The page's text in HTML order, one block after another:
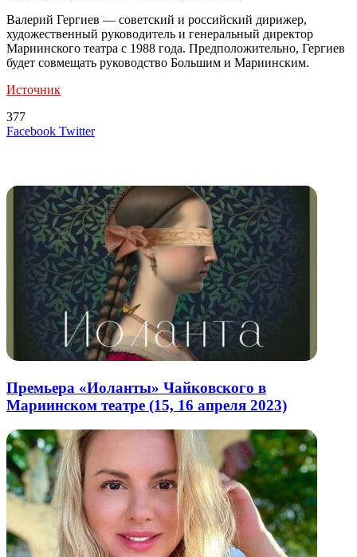
Валерий Гергиев — советский и российский дирижер,
художественный руководитель и генеральный директор
Мариинского театра с 1988 года. Предположительно, Гергиев
будет совмещать руководство Большим и Мариинским.
Источник
377
Facebook TwitterLinkedIn
Tumblr
Reddit
Вконтакте
Одноклассники
Skype
Messenger
Messenger
WhatsApp
Telegram
Viber
Line
Поделиться
Печатать
Премьера «Иоланты» Чайковского в
Мариинском театре (15, 16 апреля 2023)